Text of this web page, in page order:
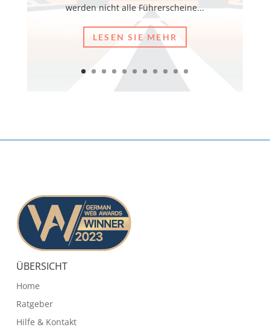
werden nicht alle Führerscheine...
LESEN SIE MEHR
ÜBERSICHT
Home
Ratgeber
Hilfe & Kontakt